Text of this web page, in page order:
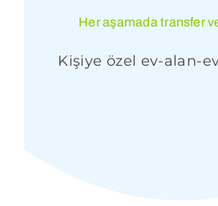
Her aşamada transfer
Kişiye özel ev-alan-